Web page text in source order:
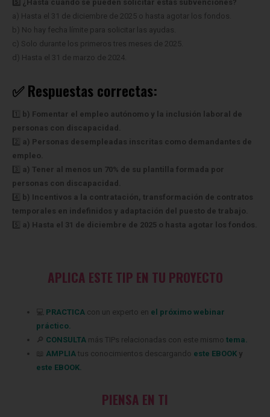
5️⃣ ¿Hasta cuándo se pueden solicitar estas subvenciones?
a) Hasta el 31 de diciembre de 2025 o hasta agotar los fondos.
b) No hay fecha límite para solicitar las ayudas.
c) Solo durante los primeros tres meses de 2025.
d) Hasta el 31 de marzo de 2024.
✅ Respuestas correctas:
1️⃣
b) Fomentar el empleo autónomo y la inclusión laboral de
personas con discapacidad.
2️⃣ a) Personas desempleadas inscritas como demandantes de
empleo.
3️⃣ a) Tener al menos un 70% de su plantilla formada por
personas con discapacidad.
4️⃣
b) Incentivos a la contratación, transformación de contratos
temporales en indefinidos y adaptación del puesto de trabajo.
5️⃣ a) Hasta el 31 de diciembre de 2025 o hasta agotar los fondos.
APLICA ESTE TIP EN TU PROYECTO
💻 PRACTICA con un experto en el próximo webinar
práctico.
🔎 CONSULTA más TIPs relacionadas con este mismo tema.
📖 AMPLIA tus conocimientos descargando este EBOOK y
este EBOOK.
PIENSA EN TI